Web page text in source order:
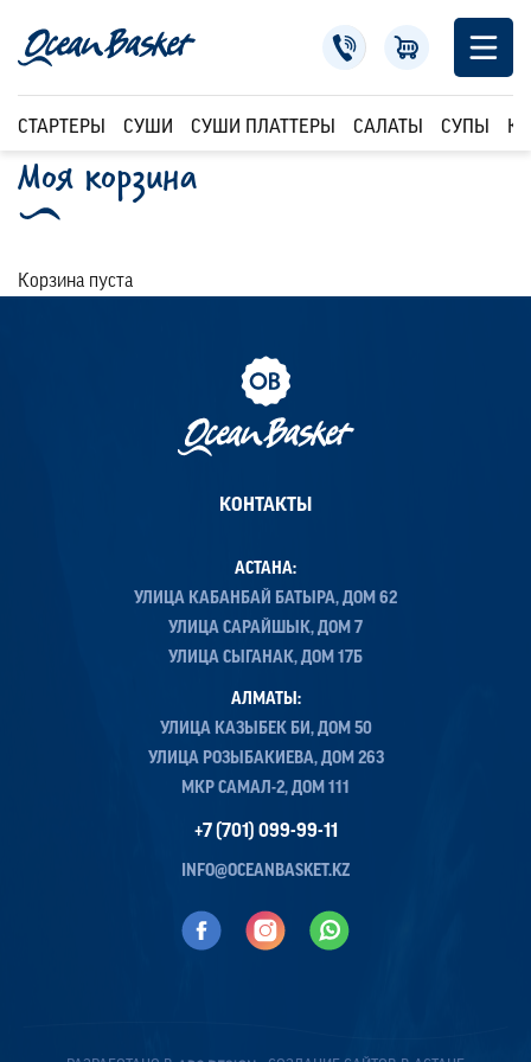
СТАРТЕРЫ СУШИ СУШИ ПЛАТТЕРЫ САЛАТЫ СУПЫ
Моя корзина
Корзина пуста
КОНТАКТЫ
АСТАНА:
УЛИЦА КАБАНБАЙ БАТЫРА, ДОМ 62
УЛИЦА САРАЙШЫК, ДОМ 7
УЛИЦА СЫГАНАК, ДОМ 17Б
АЛМАТЫ:
УЛИЦА КАЗЫБЕК БИ, ДОМ 50
УЛИЦА РОЗЫБАКИЕВА, ДОМ 263
МКР САМАЛ-2, ДОМ 111
+7 (701) 099-99-11
INFO@OCEANBASKET.KZ